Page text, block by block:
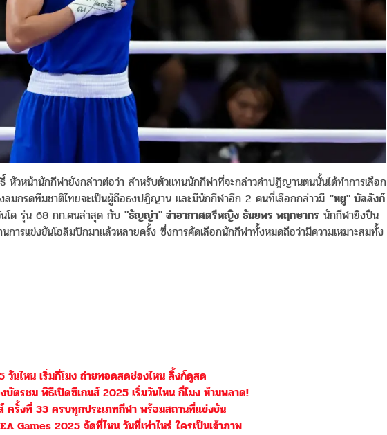
หัวหน้านักกีฬายังกล่าวต่อว่า​ สำหรับตัวแทนนักกีฬาที่จะกล่าวคำปฎิญานตนนั้นได้ทำการเลือก
ลมกรดทีมชาติไทยจะเป็นผู้ถือธงปฎิญาน​ และมีนักกีฬา​อีก​ 2 คนที่เลือกกล่าวมี​ “หยู" บัลลังก์
นโด รุ่น 68 กก.คนล่าสุด กับ​ "ธัญญ่า" จ่าอากาศตรีหญิง ธันยพร พฤกษากร นักกีฬายิงปืน
การแข่งขันโอลิมปิกมาแล้วหลายครั้ง​ ซึ่งการคัดเลือกนักกีฬา​ทั้งหมดถือว่ามีความเหมาะสมทั้ง
วันไหน เริ่มกี่โมง ถ่ายทอดสดช่องไหน ลิ้งก์ดูสด
บัตรชม พิธีเปิดซีเกมส์ 2025 เริ่มวันไหน กี่โมง ห้ามพลาด!
ครั้งที่ 33 ครบทุกประเภทกีฬา พร้อมสถานที่แข่งขัน
Games 2025 จัดที่ไหน วันที่เท่าไหร่ ใครเป็นเจ้าภาพ